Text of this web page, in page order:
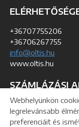
+36707755206
+36706267755
info@oltis.hu
www.oltis.hu
SZÁMLÁZÁSI
KSH szám: 01-09-
Adó
Webhelyünkön
legrelevánsabb
preferenciáit és